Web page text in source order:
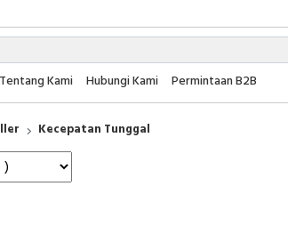
Tentang Kami Hubungi Kami Permintaan B2B
Kecepatan Tunggal